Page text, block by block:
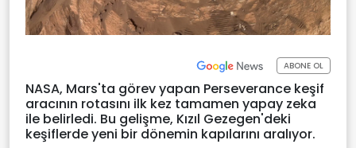
ABONE OL
NASA, Mars'ta görev yapan Perseverance keşif
aracının rotasını ilk kez tamamen yapay zeka
ile belirledi. Bu gelişme, Kızıl Gezegen'deki
keşiflerde yeni bir dönemin kapılarını aralıyor.